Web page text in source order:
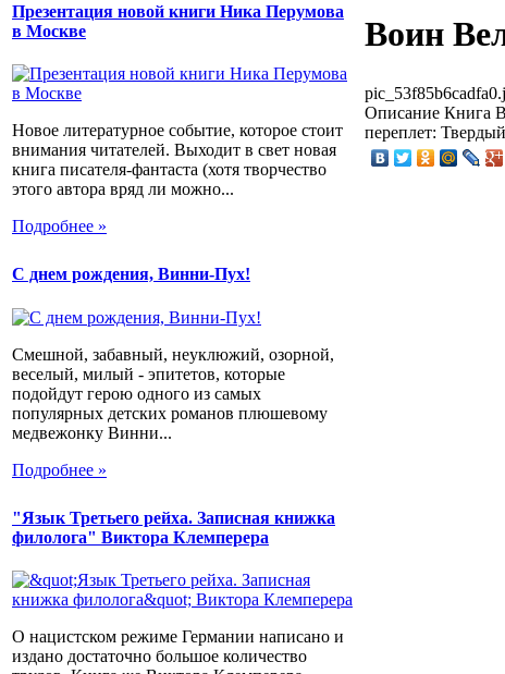
Презентация новой книги Ника Перумова
в Москве
Новое литературное событие, которое стоит
внимания читателей. Выходит в свет новая
книга писателя-фантаста (хотя творчество
этого автора вряд ли можно...
Подробнее »
С днем рождения, Винни-Пух!
Смешной, забавный, неуклюжий, озорной,
веселый, милый - эпитетов, которые
подойдут герою одного из самых
популярных детских романов плюшевому
медвежонку Винни...
Подробнее »
"Язык Третьего рейха. Записная книжка
филолога" Виктора Клемперера
О нацистском режиме Германии написано и
издано достаточно большое количество
Воин
Описание Книга
переплет: